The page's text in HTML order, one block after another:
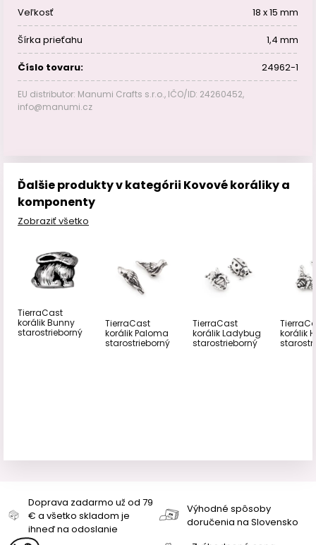
Veľkosť 18 x 15 mm
Šírka prieťahu 1,4 mm
Číslo tovaru: 24962-1
EU distributor: Manumi Crafts s.r.o., IČO/ID: 24260452,
info@manumi.cz
Ďalšie produkty v kategórii Kovové koráliky a
komponenty
Zobraziť všetko
TierraCast
korálik Bunny
starostrieborný
TierraCast
korálik Paloma
starostrieborný
TierraCast
korálik Ladybug
starostrieborný
korálik
Doprava zadarmo už od 79
€ a všetko skladom je
ihneď na odoslanie
Výhodné spôsoby
doručenia na Slovensko